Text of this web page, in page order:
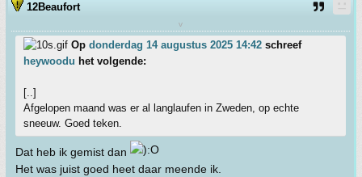
12Beaufort
v
Op donderdag 14 augustus 2025 14:42 schreef
heywoodu het volgende:
[..]
Afgelopen maand was er al langlaufen in Zweden, op echte
sneeuw. Goed teken.
Dat heb ik gemist dan
Het was juist goed heet daar meende ik.